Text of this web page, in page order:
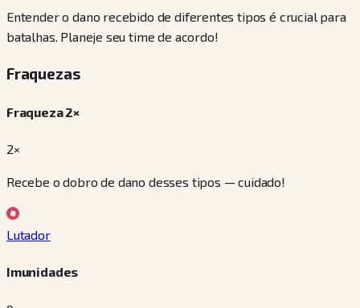
Entender o dano recebido de diferentes tipos é crucial para
batalhas. Planeje seu time de acordo!
Fraquezas
Fraqueza 2×
2×
Recebe o dobro de dano desses tipos — cuidado!
Lutador
Imunidades